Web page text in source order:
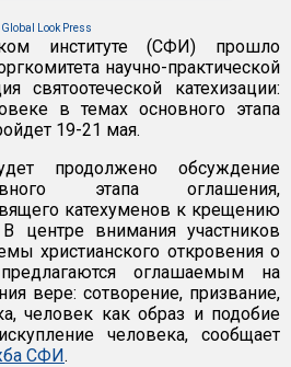
Global Look Press
институте (СФИ) прошло
научно-практической
святоотеческой катехизации:
в темах основного этапа
19-21 мая.
продолжено обсуждение
этапа оглашения,
катехуменов к крещению
центре внимания участников
христианского откровения о
оглашаемым на
вере: сотворение, призвание,
человек как образ и подобие
человека, сообщает
СФИ.